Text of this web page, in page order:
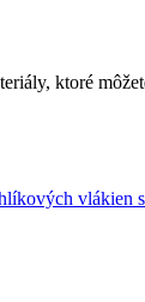
ktoré
vlákien